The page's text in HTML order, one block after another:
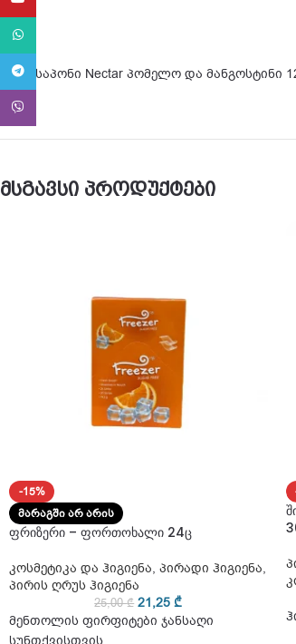
კრემ-საპონი Nectar პომელო და მანგოსტინი
მსგავსი პროდუქტები
-15%
ᲛᲐᲠᲐᲒᲨᲘ ᲐᲠ ᲐᲠᲘᲡ
ფრიზერი – ფორთოხალი 24ც
კოსმეტიკა და ჰიგიენა, პირადი ჰიგიენა,
პირის ღრუს ჰიგიენა
25,00₾ 21,25₾
მენთოლის ფირფიტები ჯანსაღი
სუნთქვისთვის
Telegram